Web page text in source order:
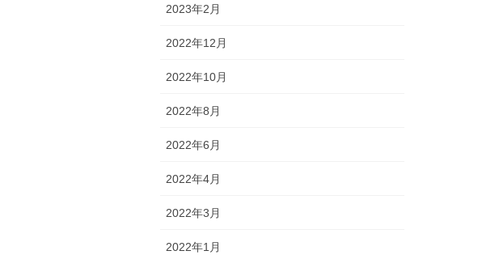
2023年2月
2022年12月
2022年10月
2022年8月
2022年6月
2022年4月
2022年3月
2022年1月